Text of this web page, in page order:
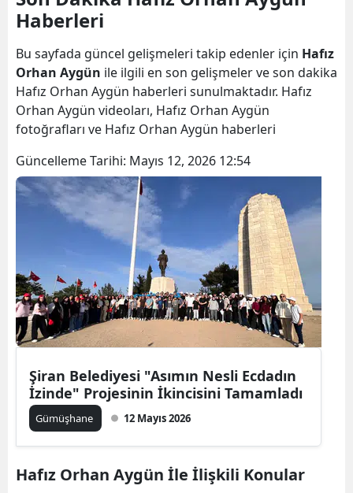
Bingöl
Bitlis
Bolu
Bursa
Çanakkale
Çankırı
Çorum
Denizli
Diyarbakır
Edirne
Erzurum
Haberleri
Bu sayfada güncel gelişmeleri takip edenler için Hafız
Orhan Aygün ile ilgili en son gelişmeler ve son dakika
Hafız Orhan Aygün haberleri sunulmaktadır. Hafız
Orhan Aygün videoları, Hafız Orhan Aygün
fotoğrafları ve Hafız Orhan Aygün haberleri
Güncelleme Tarihi: Mayıs 12, 2026 12:54
Şiran Belediyesi "Asımın Nesli Ecdadın
İzinde" Projesinin İkincisini Tamamladı
Gümüşhane 12 Mayıs 2026
Hafız Orhan Aygün İle İlişkili Konular